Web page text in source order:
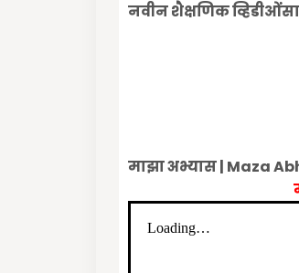
नवीन शैक्षणिक
माझा अभ्यास | Maza